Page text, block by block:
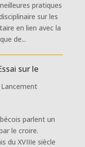
pratiques
sur les
en lien avec la
de...
sur le
Lancement
parlent un
le croire.
du XVIIIe siècle